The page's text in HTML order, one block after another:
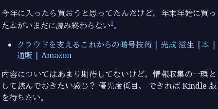
今年に入ったら買おうと思ってたんだけど，年末年始に買っ
た本がいまだに読み終わらない1。
クラウドを支えるこれからの暗号技術 | 光成 滋生 |本 |
通販 | Amazon
内容についてはあまり期待してないけど，情報収集の一環と
して読んでおきたい感じ？ 優先度低目。 できれば Kindle 版
を待ちたい。